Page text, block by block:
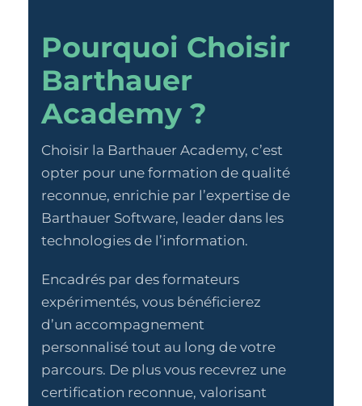
Pourquoi Choisir
Barthauer
Academy ?
Choisir la Barthauer Academy, c’est
opter pour une formation de qualité
reconnue, enrichie par l’expertise de
Barthauer Software, leader dans les
technologies de l’information.
Encadrés par des formateurs
expérimentés, vous bénéficierez
d’un accompagnement
personnalisé tout au long de votre
parcours. De plus vous recevrez une
certification reconnue, valorisant